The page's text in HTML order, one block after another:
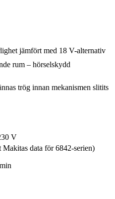
jämfört med 18 V-alternativ
rum – hörselskydd
trög innan mekanismen slitits
V
data för 6842-serien)